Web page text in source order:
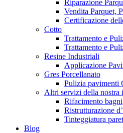
Riparazione
Vendita Parquet,
Certificazione
Cotto
Trattamento e
Trattamento e
Resine Industriali
Applicazione
Gres Porcellanato
Pulizia pavimenti
Altri servizi della nostra
Rifacimento bagni
Ristrutturazione
Tinteggiatura
Blog